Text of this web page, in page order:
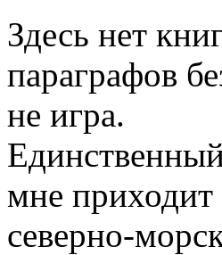
Здесь нет
параграфов
не игра.
мне
северно-